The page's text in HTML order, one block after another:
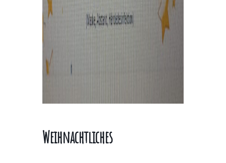
Weihnachtliches